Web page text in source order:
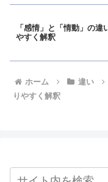
「感情」と「情動」の違
やすく解釈
ホーム 違い
りやすく解釈